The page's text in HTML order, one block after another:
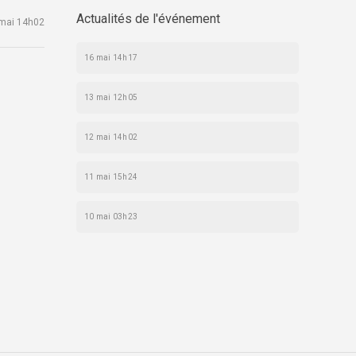
14h02 Actualités de l'événement
16 mai 14h17
13 mai 12h05
12 mai 14h02
11 mai 15h24
10 mai 03h23